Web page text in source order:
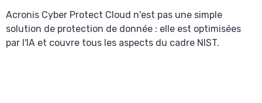
Acronis Cyber Protect Cloud n'est pas une simple
solution de protection de donnée : elle est optimisées
par l'IA et couvre tous les aspects du cadre NIST.